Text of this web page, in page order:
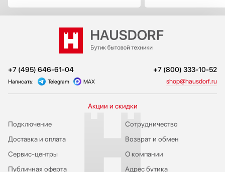
+7 (495) 646-61-04 +7 (800) 333-10-52
Написать: Telegram MAX shop@hausdorf.ru
Акции и скидки
Подключение
Публичная оферта
Сервис-центры
Доставка и оплата
Сотрудничество
Возврат и обмен
О компании
Адрес бутика